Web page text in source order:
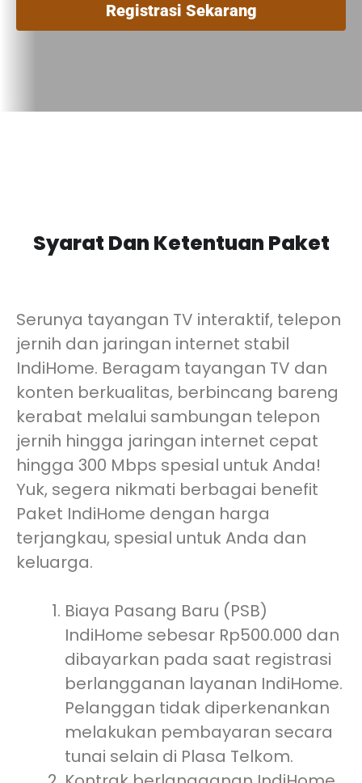
Registrasi Sekarang
Syarat Dan Ketentuan Paket
Serunya tayangan TV interaktif, telepon
jernih dan jaringan internet stabil
IndiHome. Beragam tayangan TV dan
konten berkualitas, berbincang bareng
kerabat melalui sambungan telepon
jernih hingga jaringan internet cepat
hingga 300 Mbps spesial untuk Anda!
Yuk, segera nikmati berbagai benefit
Paket IndiHome dengan harga
terjangkau, spesial untuk Anda dan
keluarga.
Biaya Pasang Baru (PSB)
IndiHome sebesar Rp500.000 dan
dibayarkan pada saat registrasi
berlangganan layanan IndiHome.
Pelanggan tidak diperkenankan
melakukan pembayaran secara
tunai selain di Plasa Telkom.